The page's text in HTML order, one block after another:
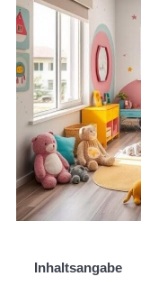
Inhaltsangabe